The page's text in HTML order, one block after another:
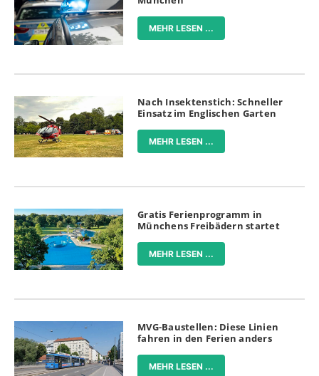
MEHR LESEN ...
Nach Insektenstich: Schneller
Einsatz im Englischen Garten
MEHR LESEN ...
Gratis Ferienprogramm in
Münchens Freibädern startet
MEHR LESEN ...
MVG-Baustellen: Diese Linien
fahren in den Ferien anders
MEHR LESEN ...